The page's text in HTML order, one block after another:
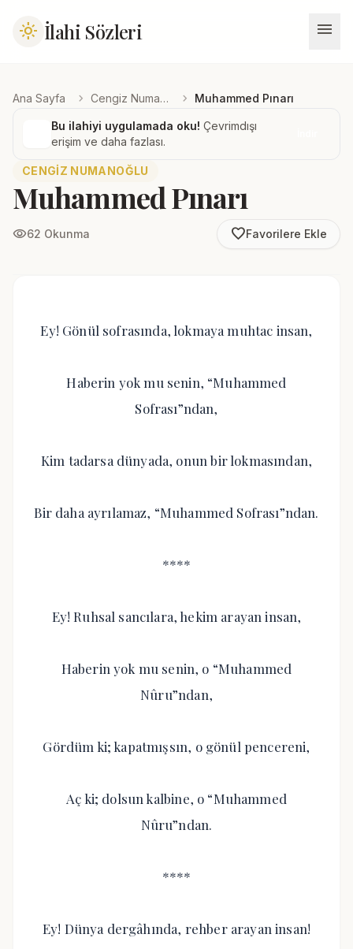
light_mode İlahi Sözleri menu
Ana Sayfa chevron_right Cengiz Numanoğlu chevron_right Muhammed Pınarı
Bu ilahiyi uygulamada oku! Çevrimdışı
erişim ve daha fazlası.
CENGIZ NUMANOĞLU
Muhammed Pınarı
visibility62 Okunma favorite_borderFavorilere Ekle
Ey! Gönül sofrasında, lokmaya muhtac insan,
Haberin yok mu senin, “Muhammed
Sofrası”ndan,
Kim tadarsa dünyada, onun bir lokmasından,
Bir daha ayrılamaz, “Muhammed Sofrası”ndan.
****
Ey! Ruhsal sancılara, hekim arayan insan,
Haberin yok mu senin, o “Muhammed
Nûru”ndan,
Gördüm ki; kapatmışsın, o gönül pencereni,
Aç ki; dolsun kalbine, o “Muhammed
Nûru”ndan.
****
Ey! Dünya dergâhında, rehber arayan insan!